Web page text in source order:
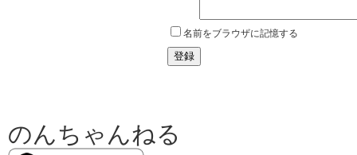
名前をブラウザに記憶する
のんちゃんねる